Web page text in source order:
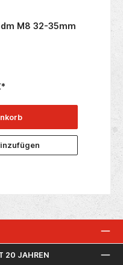
M8 32-35mm
20 JAHREN